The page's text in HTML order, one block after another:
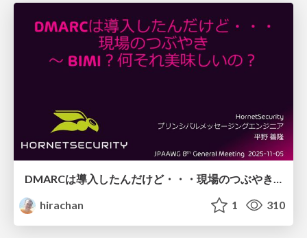
hirachan
1 310